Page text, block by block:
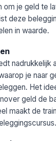
om je geld te
deze
in waarde.
nadrukkelijk
je naar
Het
geld de
maakt de